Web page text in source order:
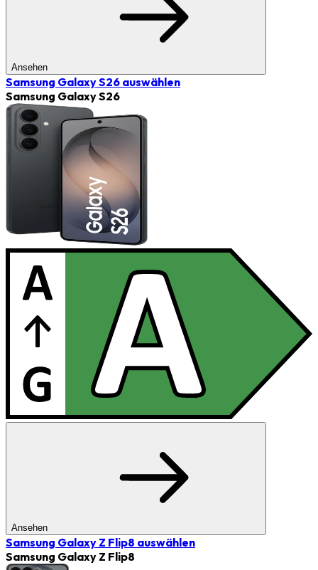
Ansehen
Samsung Galaxy S26 auswählen
Samsung Galaxy S26
Ansehen
Samsung Galaxy Z Flip8 auswählen
Samsung Galaxy Z Flip8